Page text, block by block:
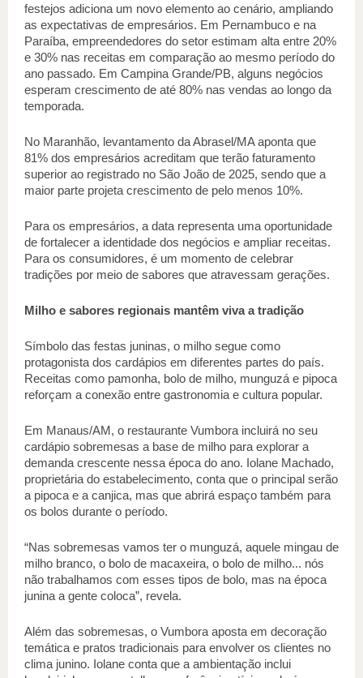
festejos adiciona um novo elemento ao cenário, ampliando
as expectativas de empresários. Em Pernambuco e na
Paraíba, empreendedores do setor estimam alta entre 20%
e 30% nas receitas em comparação ao mesmo período do
ano passado. Em Campina Grande/PB, alguns negócios
esperam crescimento de até 80% nas vendas ao longo da
temporada.
No Maranhão, levantamento da Abrasel/MA aponta que
81% dos empresários acreditam que terão faturamento
superior ao registrado no São João de 2025, sendo que a
maior parte projeta crescimento de pelo menos 10%.
Para os empresários, a data representa uma oportunidade
de fortalecer a identidade dos negócios e ampliar receitas.
Para os consumidores, é um momento de celebrar
tradições por meio de sabores que atravessam gerações.
Milho e sabores regionais mantêm viva a tradição
Símbolo das festas juninas, o milho segue como
protagonista dos cardápios em diferentes partes do país.
Receitas como pamonha, bolo de milho, munguzá e pipoca
reforçam a conexão entre gastronomia e cultura popular.
Em Manaus/AM, o restaurante Vumbora incluirá no seu
cardápio sobremesas a base de milho para explorar a
demanda crescente nessa época do ano. Iolane Machado,
proprietária do estabelecimento, conta que o principal serão
a pipoca e a canjica, mas que abrirá espaço também para
os bolos durante o período.
“Nas sobremesas vamos ter o munguzá, aquele mingau de
milho branco, o bolo de macaxeira, o bolo de milho... nós
não trabalhamos com esses tipos de bolo, mas na época
junina a gente coloca”, revela.
Além das sobremesas, o Vumbora aposta em decoração
temática e pratos tradicionais para envolver os clientes no
clima junino. Iolane conta que a ambientação inclui